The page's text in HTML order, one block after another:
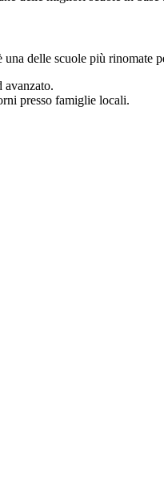
delle scuole più rinomate
avanzato.
presso famiglie locali.